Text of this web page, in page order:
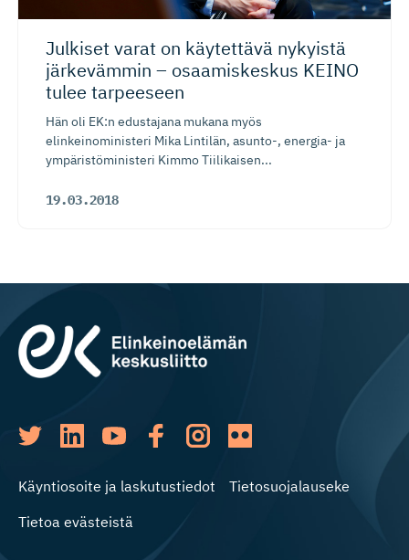
Julkiset varat on käytettävä nykyistä
järkevämmin – osaamiskeskus KEINO
tulee tarpeeseen
Hän oli EK:n edustajana mukana myös
elinkeinoministeri Mika Lintilän, asunto-, energia- ja
ympäristöministeri Kimmo Tiilikaisen...
19.03.2018
Käyntiosoite ja laskutustiedot
Tietosuojalauseke
Tietoa evästeistä